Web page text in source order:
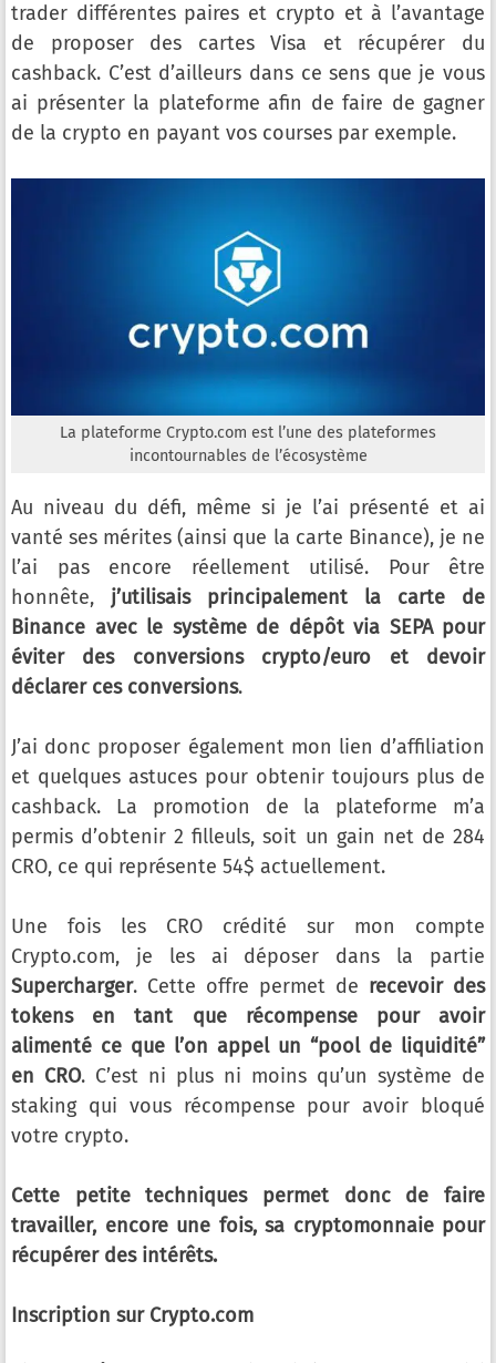
trader différentes paires et crypto et à l’avantage
de proposer des cartes Visa et récupérer du
cashback. C’est d’ailleurs dans ce sens que je vous
ai présenter la plateforme afin de faire de gagner
de la crypto en payant vos courses par exemple.
La plateforme Crypto.com est l’une des plateformes
incontournables de l’écosystème
Au niveau du défi, même si je l’ai présenté et ai
vanté ses mérites (ainsi que la carte Binance), je ne
l’ai pas encore réellement utilisé. Pour être
honnête, j’utilisais principalement la carte de
Binance avec le système de dépôt via SEPA pour
éviter des conversions crypto/euro et devoir
déclarer ces conversions.
J’ai donc proposer également mon lien d’affiliation
et quelques astuces pour obtenir toujours plus de
cashback. La promotion de la plateforme m’a
permis d’obtenir 2 filleuls, soit un gain net de 284
CRO, ce qui représente 54$ actuellement.
Une fois les CRO crédité sur mon compte
Crypto.com, je les ai déposer dans la partie
Supercharger. Cette offre permet de recevoir des
tokens en tant que récompense pour avoir
alimenté ce que l’on appel un “pool de liquidité”
en CRO. C’est ni plus ni moins qu’un système de
staking qui vous récompense pour avoir bloqué
votre crypto.
Cette petite techniques permet donc de faire
travailler, encore une fois, sa cryptomonnaie pour
récupérer des intérêts.
Inscription sur Crypto.com